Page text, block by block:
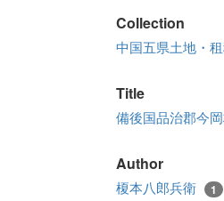
Collection
中国五県土地・
Title
備後国品治郡今
Author
榎本八郎兵衛 1